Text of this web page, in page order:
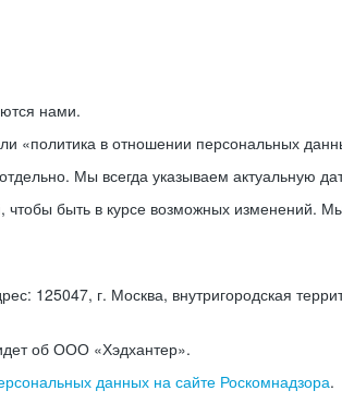
нами.
«политика в отношении персональных
Мы всегда указываем актуальную
чтобы быть в курсе возможных изменений.
г. Москва, внутригородская
об ООО «Хэдхантер».
данных на сайте Роскомнадзора.